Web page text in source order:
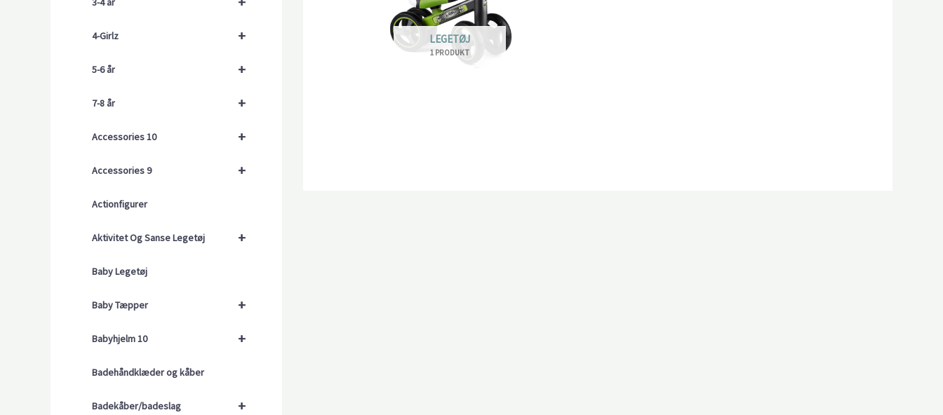
+
4-Girlz
+
5-6 år
+
7-8 år
+
Accessories 10
+
Accessories 9
Actionfigurer
+
Aktivitet Og Sanse Legetøj
Baby Legetøj
+
Baby Tæpper
+
Babyhjelm 10
Badehåndklæder og kåber
+
Badekåber/badeslag
LEGETØJ
1 PRODUKT